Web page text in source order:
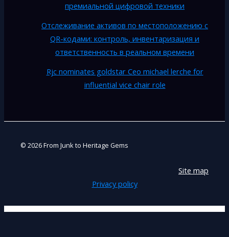
премиальной цифровой техники
Отслеживание активов по местоположению с
QR-кодами: контроль, инвентаризация и
ответственность в реальном времени
Rjc nominates goldstar Ceo michael lerche for
influential vice chair role
© 2026 From Junk to Heritage Gems
Site map
Privacy policy